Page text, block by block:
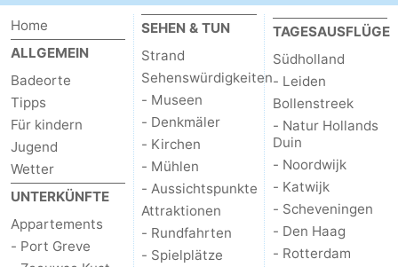
Home
ALLGEMEIN
Badeorte
Tipps
Für kindern
Jugend
Wetter
UNTERKÜNFTE
Appartements
- Port Greve
SEHEN & TUN
Strand
Sehenswürdigkeiten
- Museen
- Denkmäler
- Kirchen
- Mühlen
- Aussichtspunkte
Attraktionen
- Rundfahrten
- Spielplätze
TAGESAUSFLÜGE
Südholland
- Leiden
Bollenstreek
- Natur Hollands
Duin
- Noordwijk
- Katwijk
- Scheveningen
- Den Haag
- Rotterdam